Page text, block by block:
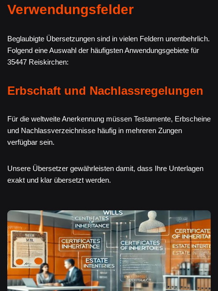
Verwendungsfelder
Beglaubigte Übersetzungen sind in vielen Feldern unentbehrlich.
Folgend eine Auswahl der häufigsten Anwendungsgebiete für
35447 Reiskirchen:
Erbschaft und Nachlassregelungen
Für die weltweite Anerkennung müssen Testamente, Erbscheine
und Nachlassverzeichnisse häufig in mehreren Zungen
verfügbar sein.
Unsere Übersetzer gewährleisten damit, dass Ihre Unterlagen
exakt und klar übersetzt werden.